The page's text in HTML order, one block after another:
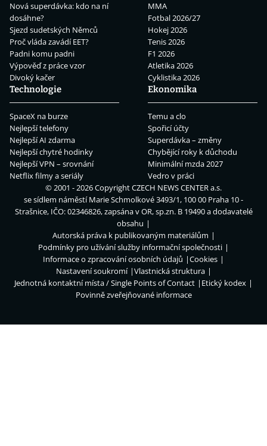
Nová superdávka: kdo na ní
dosáhne?
Sjezd sudetských Němců
Proč vláda zavádí EET?
Padni komu padni
Výpověď z práce vzor
Divoký kačer
MMA
Fotbal 2026/27
Hokej 2026
Tenis 2026
F1 2026
Atletika 2026
Cyklistika 2026
Technologie
SpaceX na burze
Nejlepší telefony
Nejlepší AI zdarma
Nejlepší chytré hodinky
Nejlepší VPN – srovnání
Netflix filmy a seriály
Ekonomika
Temu a clo
Spořicí účty
Superdávka – změny
Chybějící roky k důchodu
Minimální mzda 2027
Vedro v práci
© 2001 - 2026 CopyrightCZECH NEWS CENTER a.s.
se sídlem náměstí Marie Schmolkové 3493/1, 100 00 Praha 10 -
Strašnice, IČO: 02346826, zapsána v OR, sp.zn. B 19490 a dodavatelé
obsahu
Autorská práva k publikovaným materiálům
Podmínky pro užívání služby informační společnosti
Informace o zpracování osobních údajů
Cookies
Nastavení soukromí
Vlastnická struktura
Jednotná kontaktní místa / Single Points of Contact
Etický kodex
Povinně zveřejňované informace